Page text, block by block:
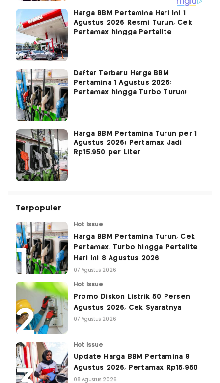
Harga BBM Pertamina Hari Ini 1
Agustus 2026 Resmi Turun, Cek
Pertamax hingga Pertalite
Daftar Terbaru Harga BBM
Pertamina 1 Agustus 2026:
Pertamax hingga Turbo Turun!
Harga BBM Pertamina Turun per 1
Agustus 2026! Pertamax Jadi
Rp15.950 per Liter
Terpopuler
Hot Issue
Harga BBM Pertamina Turun, Cek
Pertamax, Turbo hingga Pertalite
Hari Ini 8 Agustus 2026
07 Agustus 2026
Hot Issue
Promo Diskon Listrik 50 Persen
Agustus 2026, Cek Syaratnya
07 Agustus 2026
Hot Issue
Update Harga BBM Pertamina 9
Agustus 2026, Pertamax Rp15.950
08 Agustus 2026